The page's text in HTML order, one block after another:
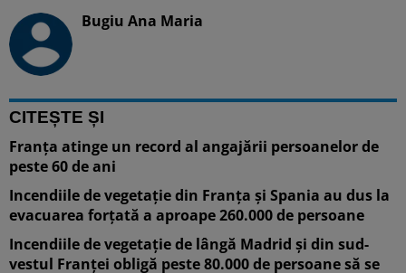
Bugiu ⁠Ana Maria
CITEȘTE ȘI
Franța atinge un record al angajării persoanelor de
peste 60 de ani
Incendiile de vegetație din Franța și Spania au dus la
evacuarea forțată a aproape 260.000 de persoane
Incendiile de vegetație de lângă Madrid și din sud-
vestul Franței obligă peste 80.000 de persoane să se